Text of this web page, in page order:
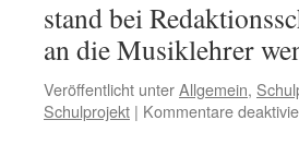
stand bei
an die Musiklehrer
Veröffentlicht unterAllgemein,
Schulprojekt | Kommentare